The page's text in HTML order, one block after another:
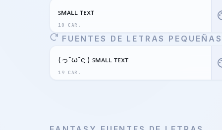
10 CAR.
ꜱᴍᴀʟʟ ᴛᴇxᴛ
FUENTES DE LETRAS
19 CAR.
(っ˘ω˘ς ) ꜱᴍᴀʟʟ ᴛᴇxᴛ